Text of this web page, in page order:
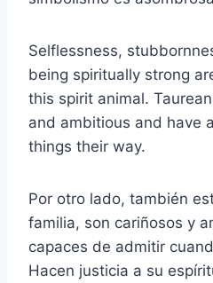
Selflessness,
being spiritually strong
this spirit animal.
and ambitious and have
things their way.
Por otro lado, también
familia, son cariñosos y
capaces de admitir
Hacen justicia a su